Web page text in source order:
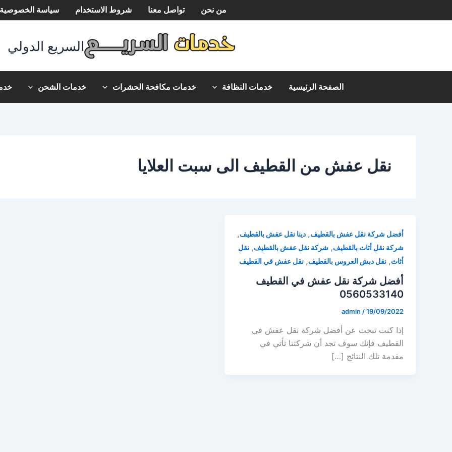
إلى
من نحن تواصل معنا شروط الاستخدام سياسة الخصوصية
السريع الدولي
الصفحة الرئيسية خدمات النظافة خدمات مكافحة الحشرات خدمات الشحن
نقل عفش من القطيف الى سبت العلايا
أفضل شركة نقل عفش بالقطيف, دينا نقل عفش بالقطيف,
شركة نقل أثاث بالقطيف, شركة نقل عفش بالقطيف, نقل
أثاث, نقل دبش العروس بالقطيف, نقل عفش في القطيف
أفضل شركة نقل عفش في القطيف
0560533140
admin /19/09/2022
إذا كنت تبحث عن أفضل شركة نقل عفش في
القطيف فإنك سوف تجد أن شركتنا تأتي في
مقدمة تلك النتائج […]